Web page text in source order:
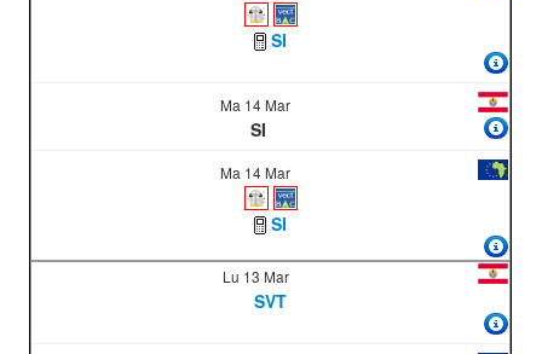
SI
Ma 14 Mar
SI
Ma 14 Mar
SI
Lu 13 Mar
SVT